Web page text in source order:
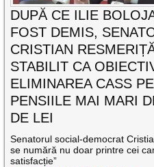
DUPĂ CE ILIE
FOST DEMIS,
CRISTIAN
STABILIT CA
ELIMINAREA CASS
PENSIILE MAI MARI
DE LEI
Senatorul social-democrat
se numără nu doar printre cei
satisfacție”